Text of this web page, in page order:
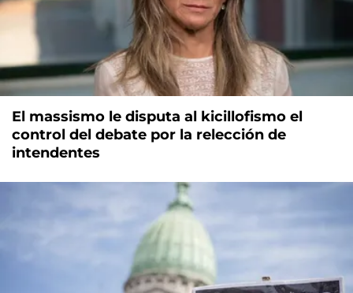
El massismo le disputa al kicillofismo el
control del debate por la relección de
intendentes